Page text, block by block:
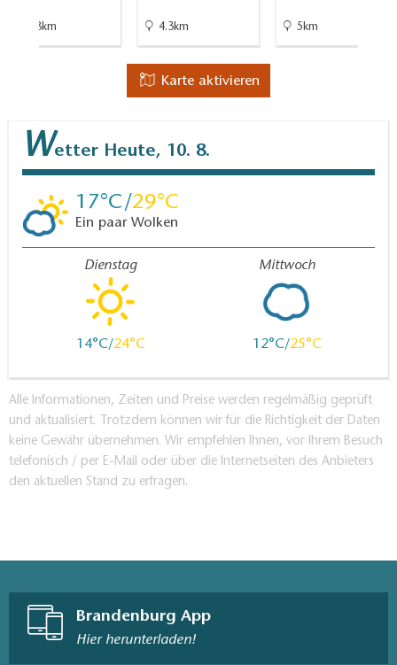
14.8km 4.3km 5km
Karte aktivieren
Wetter Heute, 10. 8.
17 29
Ein paar Wolken
Dienstag
14 24
Mittwoch
12 25
Alle Informationen, Zeiten und Preise werden regelmäßig geprüft
und aktualisiert. Trotzdem können wir für die Richtigkeit der Daten
keine Gewähr übernehmen. Wir empfehlen Ihnen, vor Ihrem Besuch
telefonisch / per E-Mail oder über die Internetseiten des Anbieters
den aktuellen Stand zu erfragen.
Brandenburg App
Hier herunterladen!